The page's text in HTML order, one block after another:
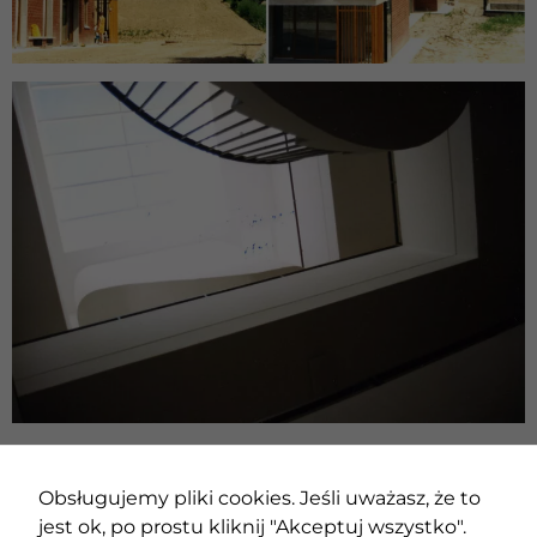
Obsługujemy pliki cookies. Jeśli uważasz, że to
jest ok, po prostu kliknij "Akceptuj wszystko".
i strukturę
internetowej,
Doświadczenie
Aby nasza strona
internetowa
działała jak
najlepiej podczas
Jeśli odrzucisz te
pliki cookie,
niektóre funkcje
znikną ze strony